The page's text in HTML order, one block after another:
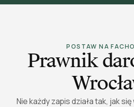
POSTAW NA
Prawnik
Nie każdy zapis działa tak, jak